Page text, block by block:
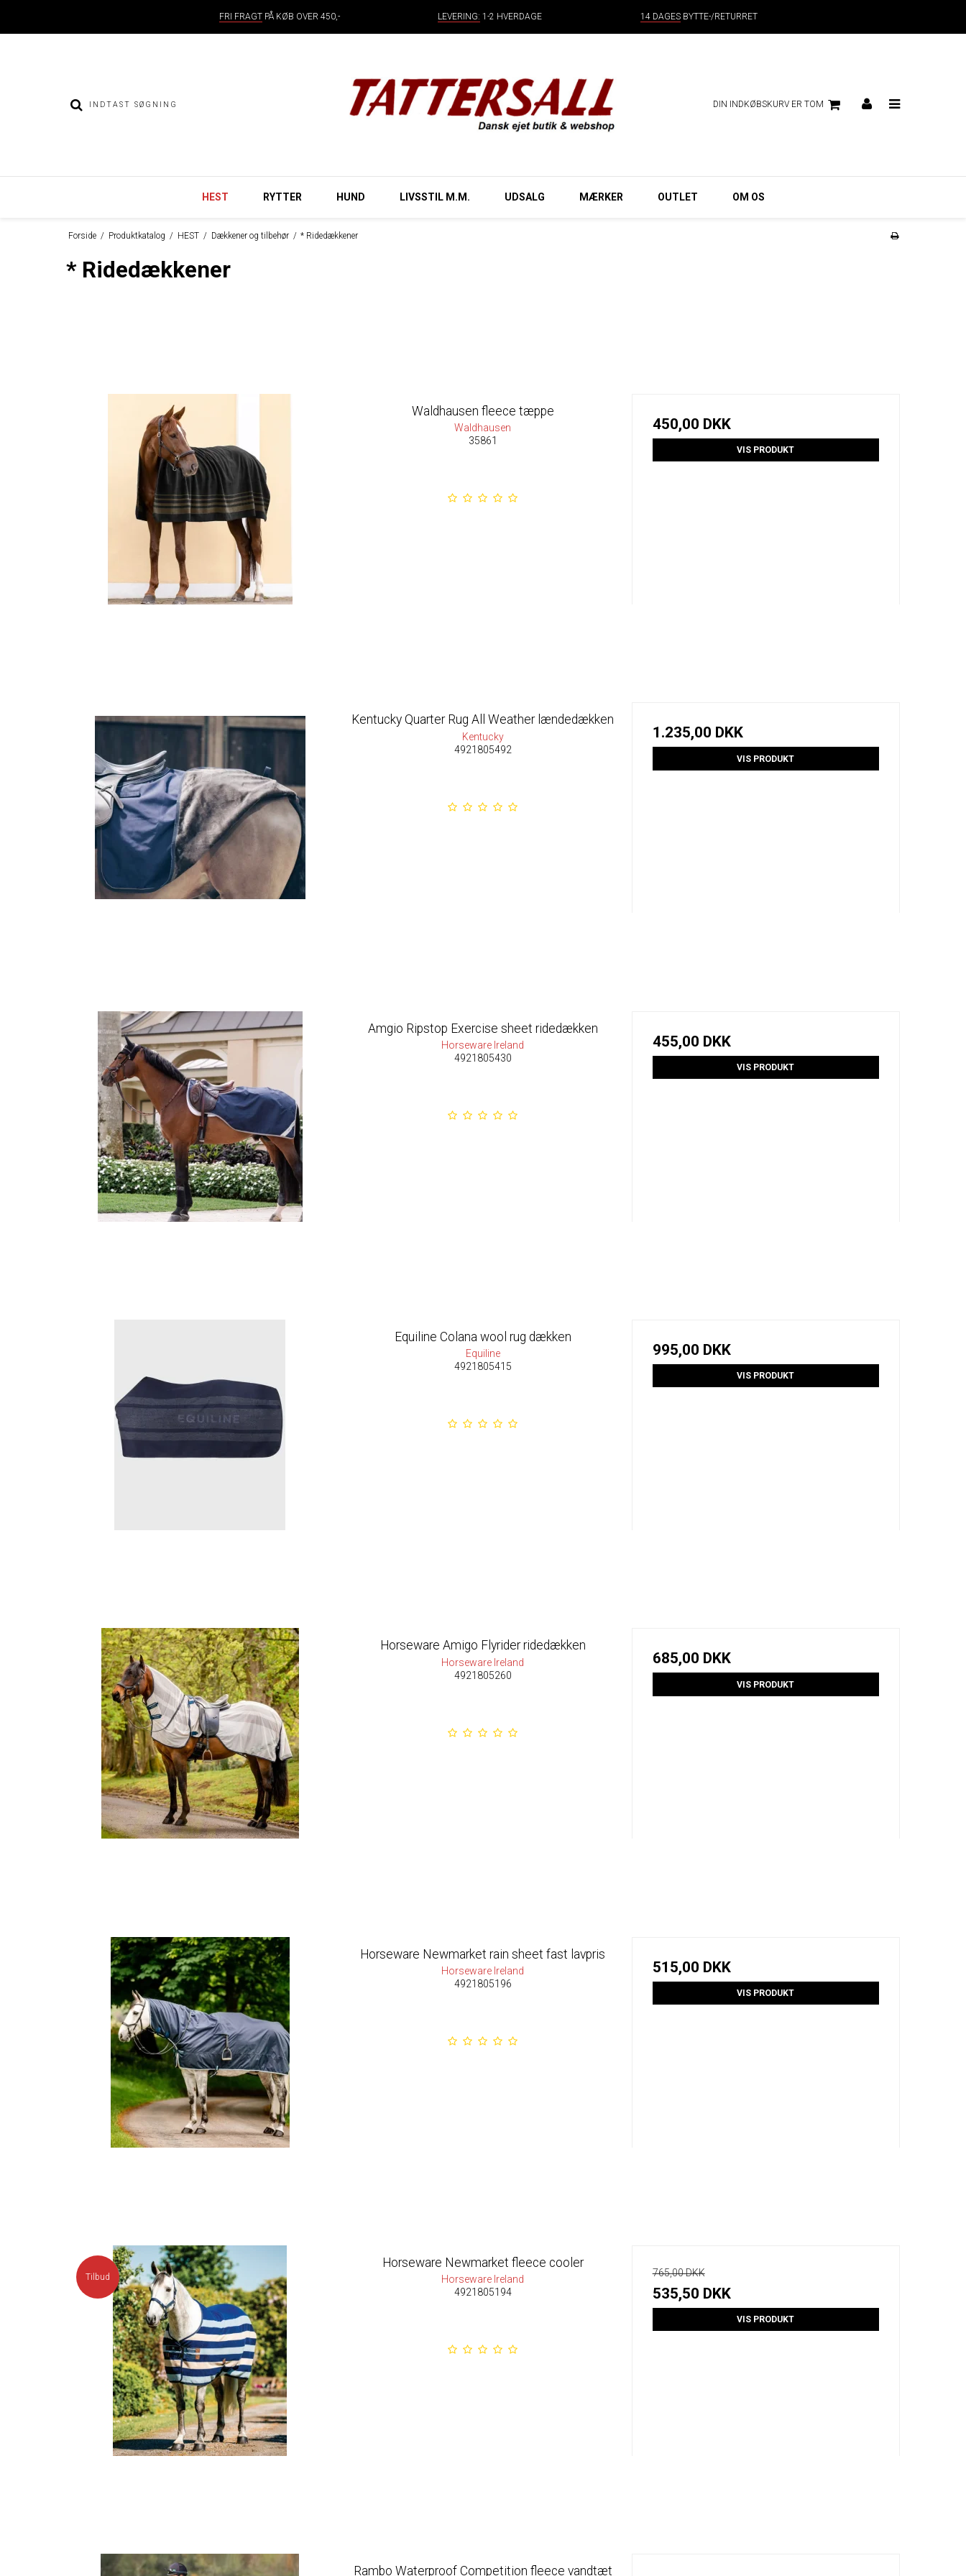
FRI FRAGTPÅ KØB OVER 450,- LEVERING: 1-2 HVERDAGE 14 DAGESBYTTE-/RETURRET
DIN INDKØBSKURV ER TOM
HEST RYTTER HUND LIVSSTIL M.M. UDSALG MÆRKER OUTLET OM OS
Forside / Produktkatalog / HEST / Dækkener og tilbehør / * Ridedækkener
* Ridedækkener
Waldhausen fleece tæppe
Waldhausen
35861
450,00 DKK
VIS PRODUKT
Kentucky Quarter Rug All Weather lændedækken
Kentucky
4921805492
1.235,00 DKK
VIS PRODUKT
Amgio Ripstop Exercise sheet ridedækken
Horseware Ireland
4921805430
455,00 DKK
VIS PRODUKT
Equiline Colana wool rug dækken
Equiline
4921805415
995,00 DKK
VIS PRODUKT
Horseware Amigo Flyrider ridedækken
Horseware Ireland
4921805260
685,00 DKK
VIS PRODUKT
Horseware Newmarket rain sheet fast lavpris
Horseware Ireland
4921805196
515,00 DKK
VIS PRODUKT
Tilbud
Horseware Newmarket fleece cooler
Horseware Ireland
4921805194
765,00 DKK
535,50 DKK
VIS PRODUKT
Rambo Waterproof Competition fleece vandtæt